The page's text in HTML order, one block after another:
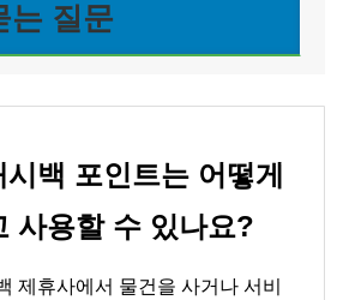
는 질문
백 포인트는 어떻게
사용할 수 있나요?
제휴사에서 물건을 사거나 서비